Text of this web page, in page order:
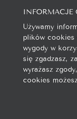
Używamy
plików cookies
wygody w
się zgadzasz,
wyrażasz
cookies